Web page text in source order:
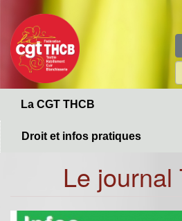
contenu
principal
La CGT THCB
Droit et infos pratiques
Le journal